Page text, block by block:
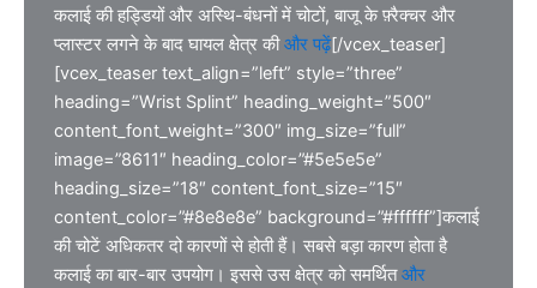
कलाई की हड्डियों और अस्थि-बंधनों में चोटों, बाजू के फ़्रैक्चर और
प्लास्टर लगने के बाद घायल क्षेत्र कीऔर पढ़ें[/vcex_teaser]
[vcex_teaser text_align=”left” style=”three”
heading=”Wrist Splint” heading_weight=”500″
content_font_weight=”300″ img_size=”full”
image=”8611″ heading_color=”#5e5e5e”
heading_size=”18″ content_font_size=”15″
content_color=”#8e8e8e” background=”#ffffff”]कलाई
की चोटें अधिकतर दो कारणों से होती हैं। सबसे बड़ा कारण होता है
कलाई का बार-बार उपयोग। इससे उस क्षेत्र को समर्थितऔर